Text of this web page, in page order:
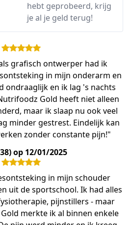
hebt geprobeerd, krijg
je al je geld terug!
grafisch ontwerper had ik
in mijn onderarm en
ondraaglijk en ik lag 's nachts
Gold heeft niet alleen
maar ik slaap nu ook veel
minder gestrest. Eindelijk kan
zonder constante pijn!"
op 12/01/2025
in mijn schouder
uit de sportschool. Ik had alles
pijnstillers - maar
merkte ik al binnen enkele